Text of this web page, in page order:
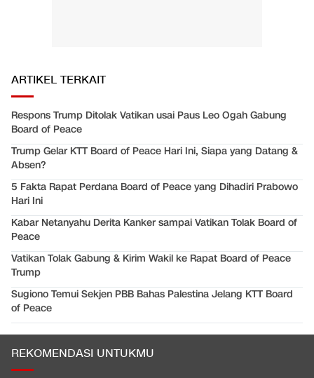
ARTIKEL TERKAIT
Respons Trump Ditolak Vatikan usai Paus Leo Ogah Gabung
Board of Peace
Trump Gelar KTT Board of Peace Hari Ini, Siapa yang Datang &
Absen?
5 Fakta Rapat Perdana Board of Peace yang Dihadiri Prabowo
Hari Ini
Kabar Netanyahu Derita Kanker sampai Vatikan Tolak Board of
Peace
Vatikan Tolak Gabung & Kirim Wakil ke Rapat Board of Peace
Trump
Sugiono Temui Sekjen PBB Bahas Palestina Jelang KTT Board
of Peace
REKOMENDASI UNTUKMU